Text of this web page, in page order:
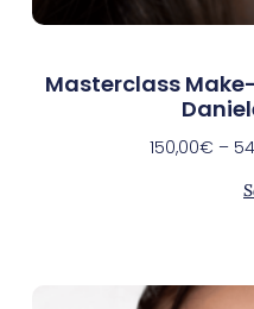
Masterclass
150,00€ –